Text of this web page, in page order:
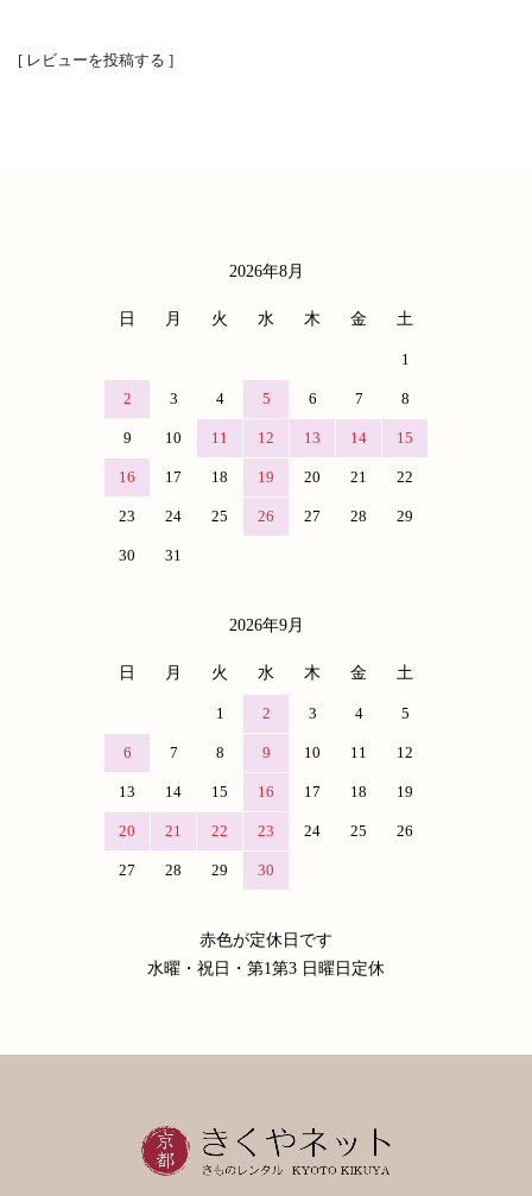
[ レビューを投稿する ]
2026年8月
日 月 火 水 木 金 土
1
2 3 4 5 6 7 8
9 10 11 12 13 14 15
16 17 18 19 20 21 22
23 24 25 26 27 28 29
30 31
2026年9月
日 月 火 水 木 金 土
1 2 3 4 5
6 7 8 9 10 11 12
13 14 15 16 17 18 19
20 21 22 23 24 25 26
27 28 29 30
赤色が定休日です
水曜・祝日・第1第3 日曜日定休